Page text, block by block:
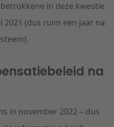
in deze kwestie
(dus ruim een jaar na
na
in november 2022 – dus